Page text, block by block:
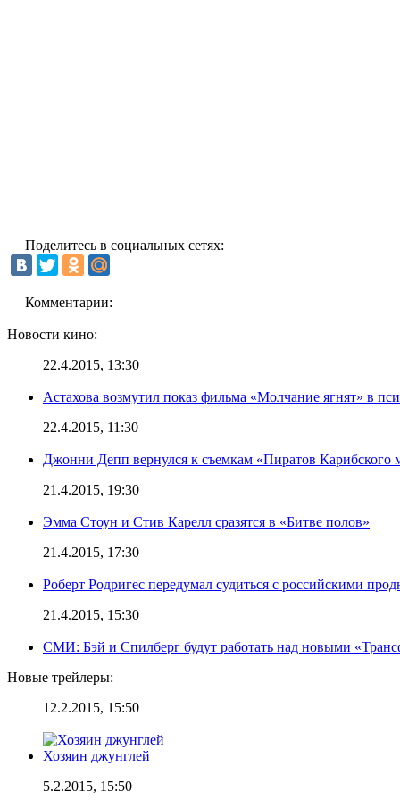
Поделитесь в социальных сетях:
Комментарии:
Новости кино:
22.4.2015, 13:30
Астахова возмутил показ фильма «Молчание ягнят» в
22.4.2015, 11:30
Джонни Депп вернулся к съемкам «Пиратов Карибского
21.4.2015, 19:30
Эмма Стоун и Стив Карелл сразятся в «Битве полов»
21.4.2015, 17:30
Роберт Родригес передумал судиться с российскими
21.4.2015, 15:30
СМИ: Бэй и Спилберг будут работать над новыми
Новые трейлеры:
12.2.2015, 15:50
Хозяин джунглей
5.2.2015, 15:50